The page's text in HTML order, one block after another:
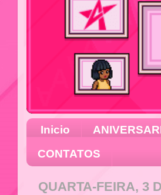
Inicio
CONTATOS
QUARTA-FEIRA, 3